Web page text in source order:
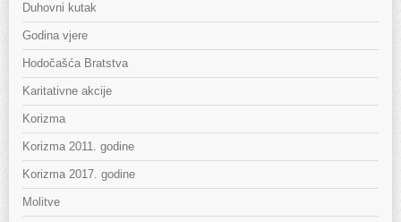
Duhovni kutak
Godina vjere
Hodočašća Bratstva
Karitativne akcije
Korizma
Korizma 2011. godine
Korizma 2017. godine
Molitve